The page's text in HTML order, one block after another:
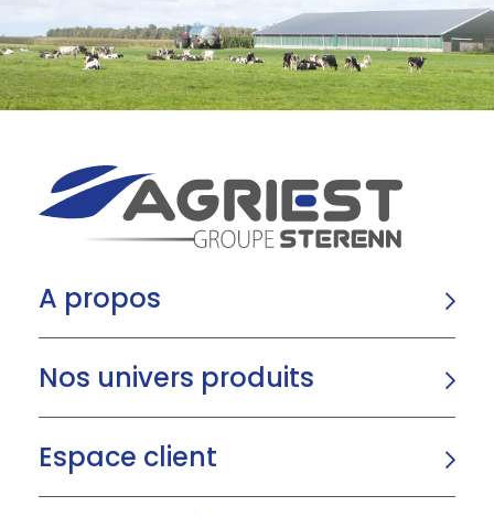
A propos
Nos univers produits
Espace client